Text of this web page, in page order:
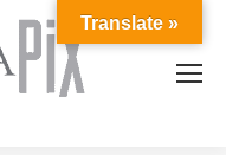
Translate »